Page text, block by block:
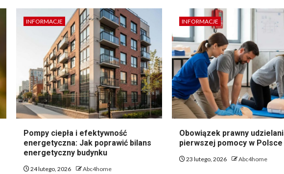
INFORMACJE
Pompy ciepła i efektywność
energetyczna: Jak poprawić bilans
energetyczny budynku
24 lutego, 2026 Abc4home
INFORMACJE
Obowiązek prawny
pierwszej pomocy w Polsce
23 lutego, 2026 Abc4home